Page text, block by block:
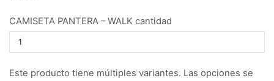
CAMISETA PANTERA – WALK cantidad
Este producto tiene múltiples variantes. Las opciones se